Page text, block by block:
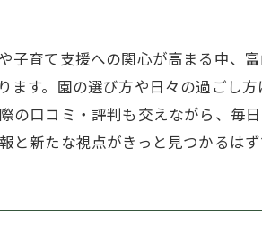
子育て支援への関心が高まる中、
す。園の選び方や日々の過ごし
の口コミ・評判も交えながら、毎
新たな視点がきっと見つかるはず